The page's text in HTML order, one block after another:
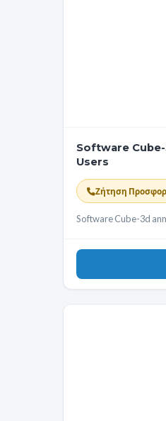
Software
Users
Ζήτηση
Software Cube-3d